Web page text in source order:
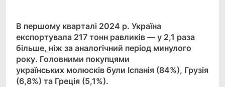
Link
В першому кварталі 2024 р. Україна
експортувала 217 тонн равликів — у 2,1 раза
більше, ніж за аналогічний період минулого
року. Головними покупцями
українських молюсків були Іспанія (84%), Грузія
(6,8%) та Греція (5,1%).